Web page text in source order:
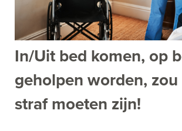
In/Uit bed komen, op
geholpen worden,
straf moeten zijn!